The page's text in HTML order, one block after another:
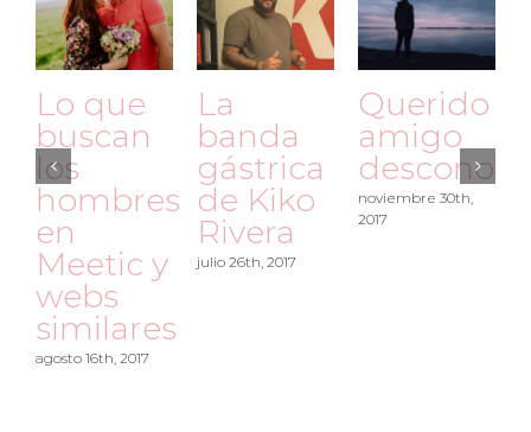
Lo que
buscan
los
hombres
en
Meetic y
webs
similares
agosto 16th, 2017
La
banda
gástrica
de Kiko
Rivera
julio 26th, 2017
Querido
amigo
noviembre 30th,
2017